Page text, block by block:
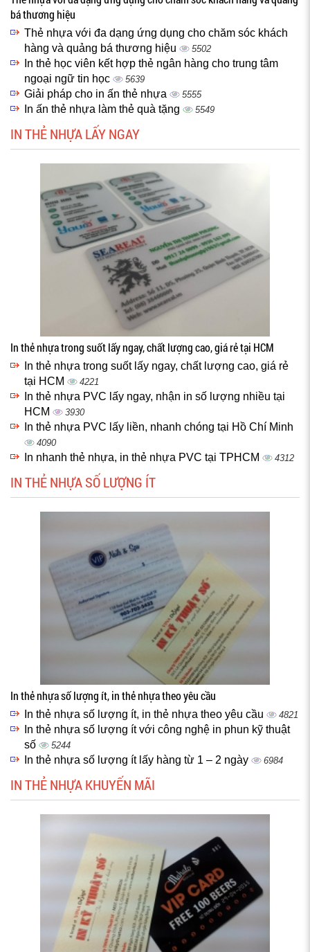
bá thương hiệu
Thẻ nhựa với đa dạng ứng dụng cho chăm sóc khách
hàng và quảng bá thương hiệu
5502
In thẻ học viên kết hợp thẻ ngân hàng cho trung tâm
ngoại ngữ tin học
5639
Giải pháp cho in ấn thẻ nhựa 5555
In ấn thẻ nhựa làm thẻ quà tặng 5549
IN THẺ NHỰA LẤY NGAY
In thẻ nhựa trong suốt lấy ngay, chất lượng cao, giá rẻ tại HCM
In thẻ nhựa trong suốt lấy ngay, chất lượng cao, giá rẻ
tại HCM
4221
In thẻ nhựa PVC lấy ngay, nhận in số lượng nhiều tại
HCM
3930
In thẻ nhựa PVC lấy liền, nhanh chóng tại Hồ Chí Minh
4090
In nhanh thẻ nhựa, in thẻ nhựa PVC tại TPHCM 4312
IN THẺ NHỰA SỐ LƯỢNG ÍT
In thẻ nhựa số lượng ít, in thẻ nhựa theo yêu cầu
In thẻ nhựa số lượng ít, in thẻ nhựa theo yêu cầu 4821
In thẻ nhựa số lượng ít với công nghệ in phun kỹ thuật
số
5244
In thẻ nhựa số lượng ít lấy hàng từ 1 – 2 ngày 6984
IN THẺ NHỰA KHUYẾN MÃI